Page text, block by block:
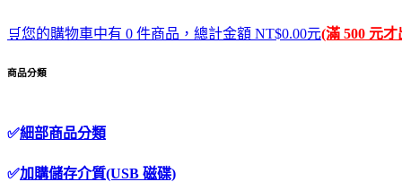
🛒您的購物車中有 0 件商品，總計金額 NT$0.00元(滿 500 元才
商品分類
✅細部商品分類
✅加購儲存介質(USB 磁碟)